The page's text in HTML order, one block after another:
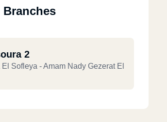
Branches
2
Sofleya - Amam Nady Gezerat El